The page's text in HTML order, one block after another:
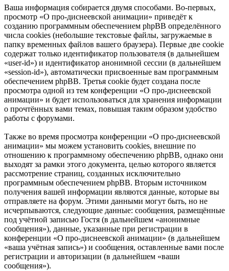
Ваша информация собирается двумя способами. Во-первых,
просмотр «О про-диснеевской анимации» приведёт к
созданию программным обеспечением phpBB определённого
числа cookies (небольшие текстовые файлы, загружаемые в
папку временных файлов вашего браузера). Первые две cookie
содержат только идентификатор пользователя (в дальнейшем
«user-id») и идентификатор анонимной сессии (в дальнейшем
«session-id»), автоматически присвоенные вам программным
обеспечением phpBB. Третья cookie будет создана после
просмотра одной из тем конференции «О про-диснеевской
анимации» и будет использоваться для хранения информации
о прочтённых вами темах, повышая таким образом удобство
работы с форумами.
Также во время просмотра конференции «О про-диснеевской
анимации» мы можем установить cookies, внешние по
отношению к программному обеспечению phpBB, однако они
выходят за рамки этого документа, целью которого является
рассмотрение страниц, созданных исключительно
программным обеспечением phpBB. Вторым источником
получения вашей информации являются данные, которые вы
отправляете на форум. Этими данными могут быть, но не
исчерпываются, следующие данные: сообщения, размещённые
под учётной записью Гостя (в дальнейшем «анонимные
сообщения»), данные, указанные при регистрации в
конференции «О про-диснеевской анимации» (в дальнейшем
«ваша учётная запись») и сообщения, оставленные вами после
регистрации и авторизации (в дальнейшем «ваши
сообщения»).